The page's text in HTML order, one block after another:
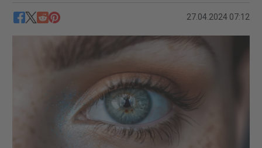
27.04.2024 07:12